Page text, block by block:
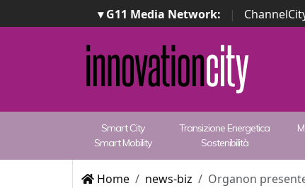
▾ G11 Media Network: |
Smart City
Smart Mobility
Transizione Energetica
Sostenibilità
Home news-biz Organon